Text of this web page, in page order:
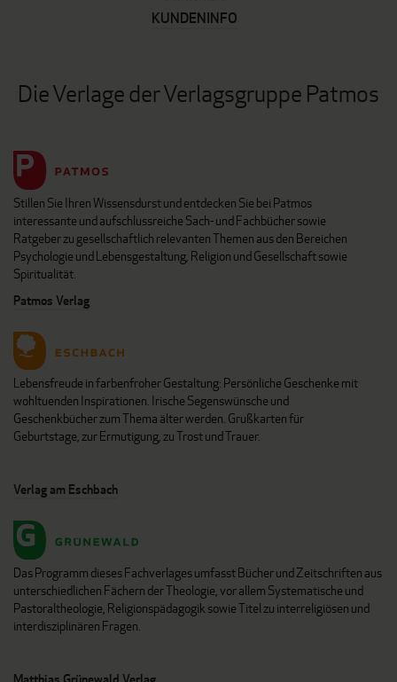
KUNDENINFO
Die Verlage der Verlagsgruppe Patmos
Stillen Sie Ihren Wissensdurst und entdecken Sie bei Patmos
interessante und aufschlussreiche Sach- und Fachbücher sowie
Ratgeber zu gesellschaftlich relevanten Themen aus den Bereichen
Psychologie und Lebensgestaltung, Religion und Gesellschaft sowie
Spiritualität.
Patmos Verlag
Lebensfreude in farbenfroher Gestaltung: Persönliche Geschenke mit
wohltuenden Inspirationen. Irische Segenswünsche und
Geschenkbücher zum Thema älter werden. Grußkarten für
Geburtstage, zur Ermutigung, zu Trost und Trauer.
Verlag am Eschbach
Das Programm dieses Fachverlages umfasst Bücher und Zeitschriften aus
unterschiedlichen Fächern der Theologie, vor allem Systematische und
Pastoraltheologie, Religionspädagogik sowie Titel zu interreligiösen und
interdisziplinären Fragen.